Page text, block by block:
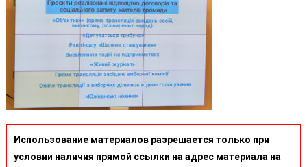
Использование материалов разрешается только при
условии наличия прямой ссылки на адрес материала на